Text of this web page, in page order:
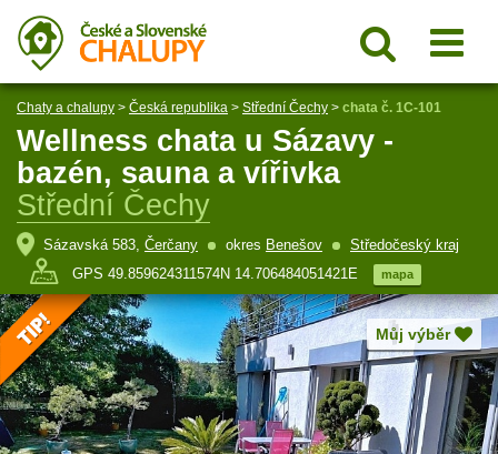
Chaty a chalupy > Česká republika > Střední Čechy > chata č. 1C-101
Wellness chata u Sázavy -
bazén, sauna a vířivka
Střední Čechy
Sázavská 583, Čerčany okres Benešov
Středočeský kraj
GPS 49.859624311574N 14.706484051421E
mapa
Můj výběr